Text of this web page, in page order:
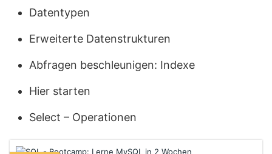
Datentypen
Erweiterte Datenstrukturen
Abfragen beschleunigen: Indexe
Hier starten
Select – Operationen